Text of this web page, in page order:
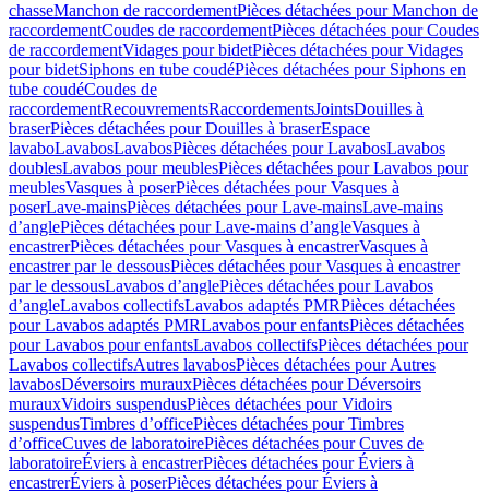
chasseManchon de raccordementPièces détachées pour Manchon de
raccordementCoudes de raccordementPièces détachées pour Coudes
de raccordementVidages pour bidetPièces détachées pour Vidages
pour bidetSiphons en tube coudéPièces détachées pour Siphons en
tube coudéCoudes de
raccordementRecouvrementsRaccordementsJointsDouilles à
braserPièces détachées pour Douilles à braserEspace
lavaboLavabosLavabosPièces détachées pour LavabosLavabos
doublesLavabos pour meublesPièces détachées pour Lavabos pour
meublesVasques à poserPièces détachées pour Vasques à
poserLave-mainsPièces détachées pour Lave-mainsLave-mains
d’anglePièces détachées pour Lave-mains d’angleVasques à
encastrerPièces détachées pour Vasques à encastrerVasques à
encastrer par le dessousPièces détachées pour Vasques à encastrer
par le dessousLavabos d’anglePièces détachées pour Lavabos
d’angleLavabos collectifsLavabos adaptés PMRPièces détachées
pour Lavabos adaptés PMRLavabos pour enfantsPièces détachées
pour Lavabos pour enfantsLavabos collectifsPièces détachées pour
Lavabos collectifsAutres lavabosPièces détachées pour Autres
lavabosDéversoirs murauxPièces détachées pour Déversoirs
murauxVidoirs suspendusPièces détachées pour Vidoirs
suspendusTimbres dʼofficePièces détachées pour Timbres
dʼofficeCuves de laboratoirePièces détachées pour Cuves de
laboratoireÉviers à encastrerPièces détachées pour Éviers à
encastrerÉviers à poserPièces détachées pour Éviers à